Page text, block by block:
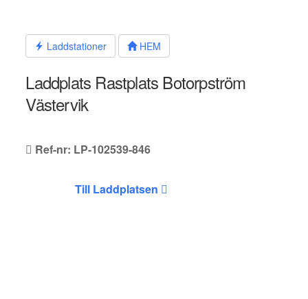
innehållet Laddstationer HEM
Laddplats Rastplats Botorpström
Västervik
Ref-nr: LP-102539-846
Till Laddplatsen